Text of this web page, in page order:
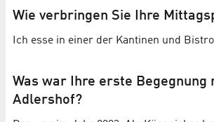
Wie verbringen Sie Ihre
Ich esse in einer der Kantinen und
Was war Ihre erste Begegnung
Adlershof?